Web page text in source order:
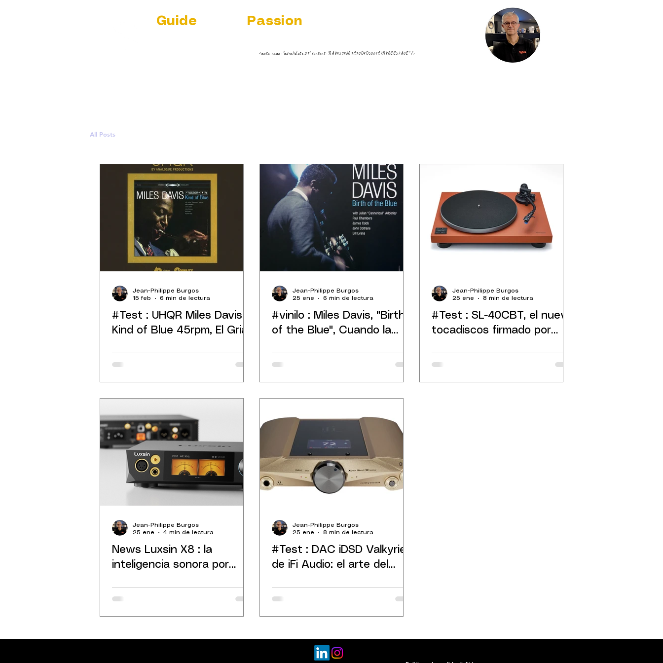
Guide Passion
<meta name="msvalidate.01" content="BA845948B1C10D4D5069C2B8BEE52A0E" />
All Posts
#Test : UHQR Miles Davis
Kind of Blue 45rpm, El Grial
Jean-Philippe Burgos
15 feb
6 min de lectura
#vinilo : Miles Davis, "Birth
of the Blue", Cuando la
leyenda.
Jean-Philippe Burgos
25 ene
6 min de lectura
#Test : SL-40CBT, el nuevo
tocadiscos firmado por
Jean-Philippe Burgos
25 ene
8 min de lectura
News Luxsin X8 : la
inteligencia sonora por
Jean-Philippe Burgos
25 ene
4 min de lectura
#Test : DAC iDSD Valkyrie
de iFi Audio: el arte del
Jean-Philippe Burgos
25 ene
8 min de lectura